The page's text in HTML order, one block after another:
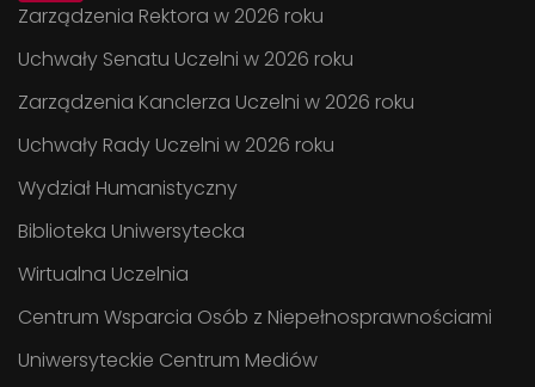
Zarządzenia Rektora w 2026 roku
Uchwały Senatu Uczelni w 2026 roku
Zarządzenia Kanclerza Uczelni w 2026 roku
Uchwały Rady Uczelni w 2026 roku
Wydział Humanistyczny
Biblioteka Uniwersytecka
Wirtualna Uczelnia
Centrum Wsparcia Osób z Niepełnosprawnościami
Uniwersyteckie Centrum Mediów